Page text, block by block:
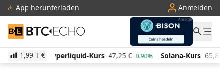
App herunterladen Anmelden
BTC-ECHO
1,99 T €
Kurs 47,25 € 0.90% Solana-Kurs 65,87 € 1.90% TRON-Kurs